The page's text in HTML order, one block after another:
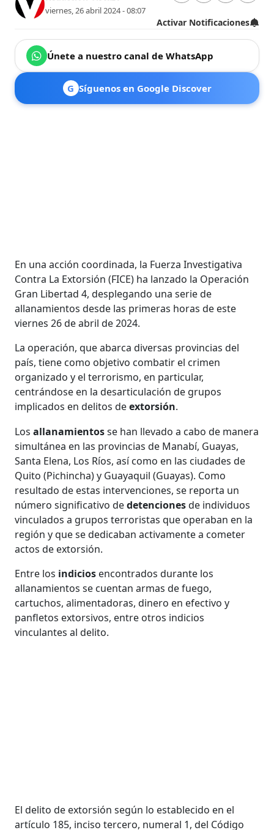
viernes, 26 abril 2024 - 08:07
Activar Notificaciones
Únete a nuestro canal de WhatsApp
G Síguenos en Google Discover
En una acción coordinada, la Fuerza Investigativa
Contra La Extorsión (FICE) ha lanzado la Operación
Gran Libertad 4, desplegando una serie de
allanamientos desde las primeras horas de este
viernes 26 de abril de 2024.
La operación, que abarca diversas provincias del
país, tiene como objetivo combatir el crimen
organizado y el terrorismo, en particular,
centrándose en la desarticulación de grupos
implicados en delitos deextorsión.
Losallanamientosse han llevado a cabo de manera
simultánea en las provincias de Manabí, Guayas,
Santa Elena, Los Ríos, así como en las ciudades de
Quito (Pichincha) y Guayaquil (Guayas). Como
resultado de estas intervenciones, se reporta un
número significativo dedetencionesde individuos
vinculados a grupos terroristas que operaban en la
región y que se dedicaban activamente a cometer
actos de extorsión.
Entre los indicios encontrados durante los
allanamientos se cuentan armas de fuego,
cartuchos, alimentadoras, dinero en efectivo y
panfletos extorsivos, entre otros indicios
vinculantes al delito.
El delito de extorsión según lo establecido en el
artículo 185, inciso tercero, numeral 1, del Código